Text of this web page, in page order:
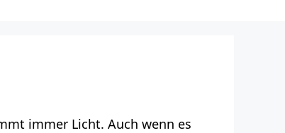
immer Licht. Auch wenn es